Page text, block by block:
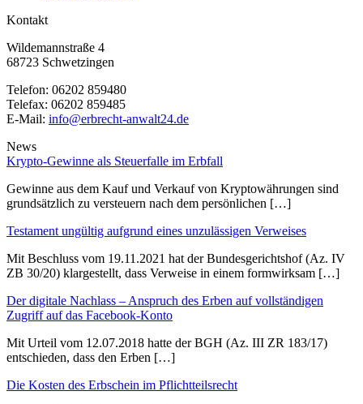
Kontakt
Wildemannstraße 4
68723 Schwetzingen
Telefon: 06202 859480
Telefax: 06202 859485
E-Mail: info@erbrecht-anwalt24.de
News
Krypto-Gewinne als Steuerfalle im Erbfall
Gewinne aus dem Kauf und Verkauf von Kryptowährungen sind
grundsätzlich zu versteuern nach dem persönlichen […]
Testament ungültig aufgrund eines unzulässigen Verweises
Mit Beschluss vom 19.11.2021 hat der Bundesgerichtshof (Az. IV
ZB 30/20) klargestellt, dass Verweise in einem formwirksam […]
Der digitale Nachlass – Anspruch des Erben auf vollständigen
Zugriff auf das Facebook-Konto
Mit Urteil vom 12.07.2018 hatte der BGH (Az. III ZR 183/17)
entschieden, dass den Erben […]
Die Kosten des Erbschein im Pflichtteilsrecht